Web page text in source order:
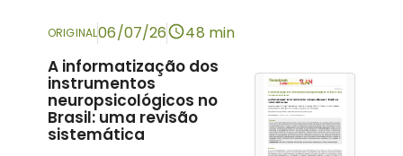
ORIGINAL06/07/26 48 min
A informatização dos
instrumentos
neuropsicológicos no
Brasil: uma revisão
sistemática